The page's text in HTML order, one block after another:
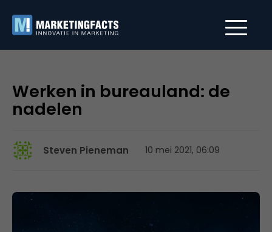
Werken in bureauland: de
nadelen
Steven Pieneman 10 mei 2021, 06:09